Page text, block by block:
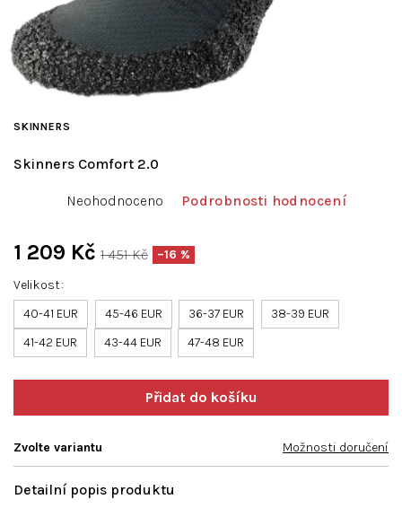
Velikost
40-41 EUR
45-46 EUR 36-37 EUR
38-39 EUR
41-42 EUR
43-44 EUR 47-48 EUR
1 451 Kč –16 %
1 209 Kč
Zvolte variantu Možnosti doručení
Skinners Comfort 2.0
SKINNERS
hodnocení
je
0,0
hvězdiček.
Neohodnoceno Podrobnosti hodnocení
Detailní popis produktu